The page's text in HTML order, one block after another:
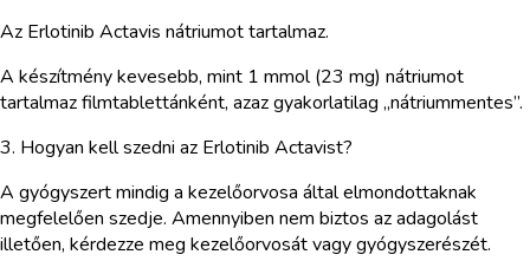
Az Erlotinib Actavis nátriumot tartalmaz.
A készítmény kevesebb, mint 1 mmol (23 mg) nátriumot
tartalmaz filmtablettánként, azaz gyakorlatilag „nátriummentes”.
3. Hogyan kell szedni az Erlotinib Actavist?
A gyógyszert mindig a kezelőorvosa által elmondottaknak
megfelelően szedje. Amennyiben nem biztos az adagolást
illetően, kérdezze meg kezelőorvosát vagy gyógyszerészét.